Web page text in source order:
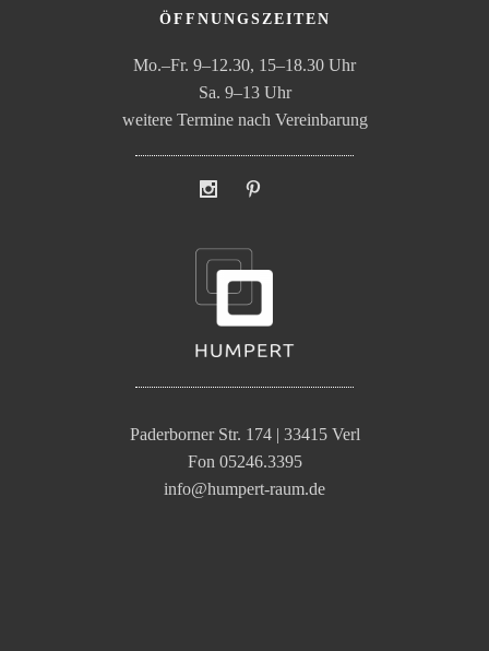
ÖFFNUNGSZEITEN
Mo.–Fr. 9–12.30, 15–18.30 Uhr
Sa. 9–13 Uhr
weitere Termine nach Vereinbarung
Paderborner Str. 174 | 33415 Verl
Fon 05246.3395
info@humpert-raum.de